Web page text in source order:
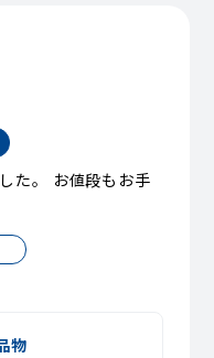
た。 お値段もお手
物